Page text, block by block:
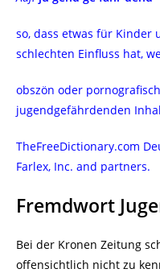
so, dass etwas für Kinder
schlechten Einfluss hat,
obszön oder
jugendgefährdenden
TheFreeDictionary.com
Farlex, Inc. and partners.
Fremdwort
Bei der Kronen Zeitung
offensichtlich nicht zu